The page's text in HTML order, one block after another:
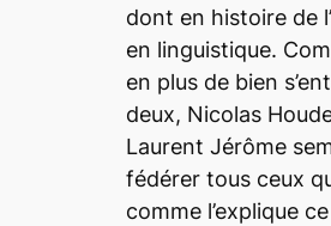
dont en histoire de
en linguistique.
en plus de bien
deux, Nicolas
Laurent Jérôme
fédérer tous ceux
comme l’explique